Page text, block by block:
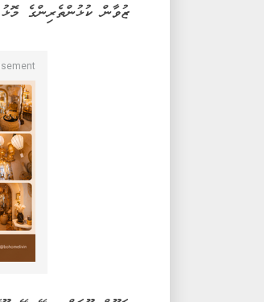
ޒުވާން ކުޅުންތެރިންގެ